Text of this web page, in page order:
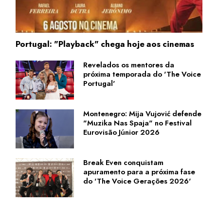
Portugal: "Playback" chega hoje aos cinemas
Revelados os mentores da
próxima temporada do 'The Voice
Portugal'
Montenegro: Mija Vujović defende
"Muzika Nas Spaja" no Festival
Eurovisão Júnior 2026
Break Even conquistam
apuramento para a próxima fase
do 'The Voice Gerações 2026'